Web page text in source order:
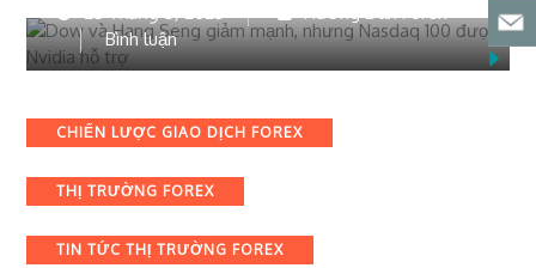
25 Tháng 5, 2023
Hướng Dẫn Forex
Bình luậnbài
viết
và
Hang
giảm
nhưng
Categories
CHIẾN LƯỢC GIAO DỊCH FOREX
THỊ TRƯỜNG FOREX
TIN TỨC THỊ TRƯỜNG FOREX